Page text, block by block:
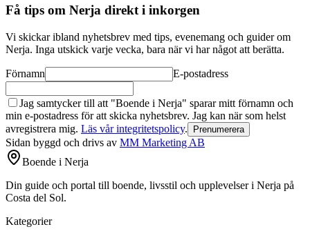
Få tips om Nerja direkt i inkorgen
Vi skickar ibland nyhetsbrev med tips, evenemang och guider om
Nerja. Inga utskick varje vecka, bara när vi har något att berätta.
Förnamn E-postadress
Jag samtycker till att "Boende i Nerja" sparar mitt förnamn och
min e-postadress för att skicka nyhetsbrev. Jag kan när som helst
avregistrera mig. Läs vår integritetspolicy. Prenumerera
Sidan byggd och drivs av MM Marketing AB
Boende i Nerja
Din guide och portal till boende, livsstil och upplevelser i Nerja på
Costa del Sol.
Kategorier